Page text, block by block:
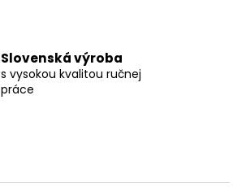
Slovenská výroba
s vysokou kvalitou ručnej
práce